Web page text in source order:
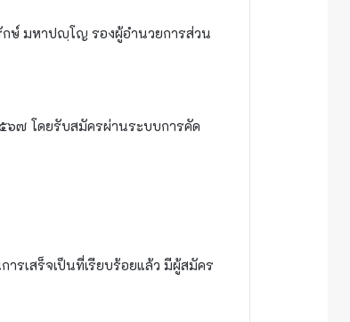
กษ์ มหาปญฺโญ รองผู้อำนวยการส่วน
๖๗ โดยรับสมัครผ่านระบบการคัด
รเสร็จเป็นที่เรียบร้อยแล้ว มีผู้สมัคร